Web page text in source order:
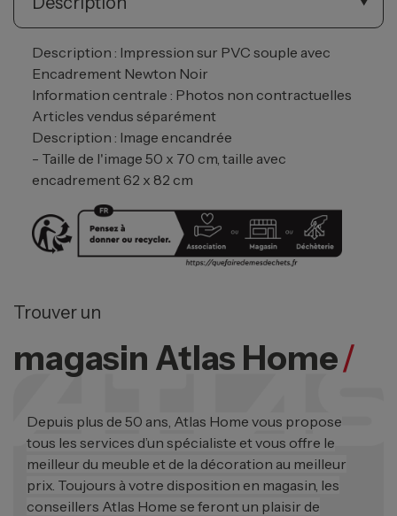
Description : Impression sur PVC souple avec
Encadrement Newton Noir
Information centrale : Photos non contractuelles
Articles vendus séparément
Description : Image encandrée
- Taille de l'image 50 x 70 cm, taille avec
encadrement 62 x 82 cm
Trouver un
magasin Atlas Home/
Depuis plus de 50 ans, Atlas Home vous propose
tous les services d’un spécialiste et vous offre le
meilleur du meuble et de la décoration au meilleur
prix. Toujours à votre disposition en magasin, les
conseillers Atlas Home se feront un plaisir de